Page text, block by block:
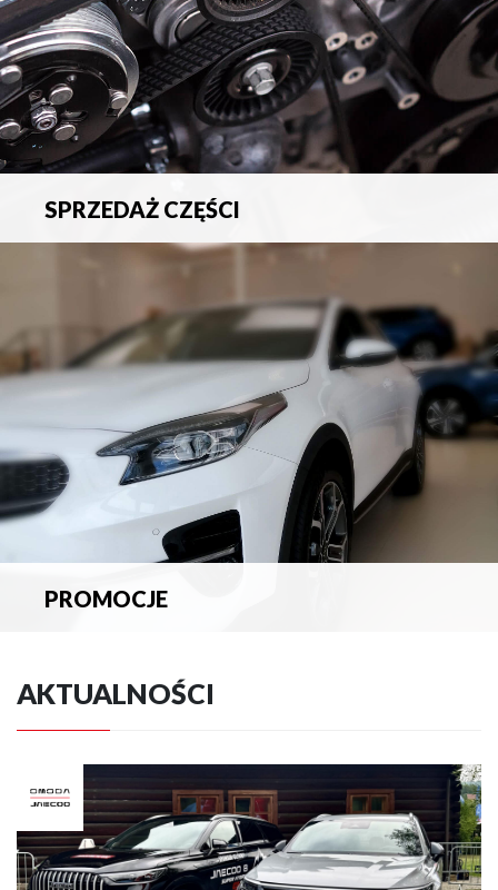
SPRZEDAŻ CZĘŚCI
Sprzedaż oryginalnych części samochodowych oraz
PROMOCJE
AKTUALNOŚCI